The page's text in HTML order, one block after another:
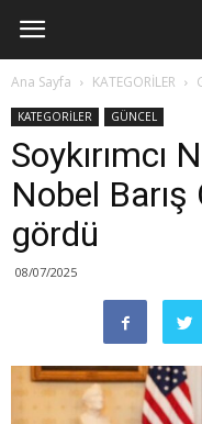
Ana Sayfa KATEGORİLER
KATEGORİLER GÜNCEL
Soykırımcı
Nobel Barış
gördü
08/07/2025